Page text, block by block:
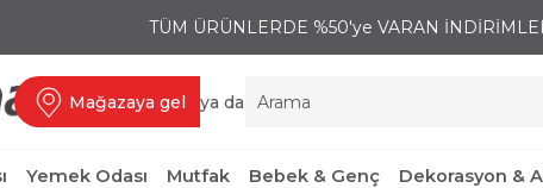
TÜM ÜRÜNLERDE %50'ye VARAN
Mağazaya gel ya da
Yemek Odası Mutfak Bebek & Genç Dekorasyon &